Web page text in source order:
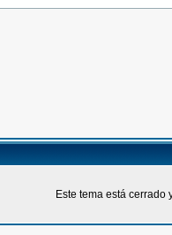
Este tema está